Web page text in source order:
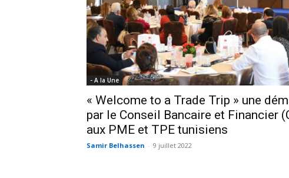
- A la Une
« Welcome to a Trade Trip » une
par le Conseil Bancaire et Financier
aux PME et TPE tunisiens
Samir Belhassen - 9 juillet 2022